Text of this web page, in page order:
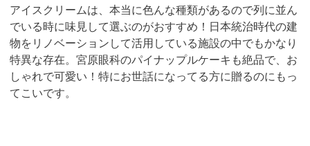
アイスクリームは、本当に色んな種類があるので列に並ん
でいる時に味見して選ぶのがおすすめ！日本統治時代の建
物をリノベーションして活用している施設の中でもかなり
特異な存在。宮原眼科のパイナップルケーキも絶品で、お
しゃれで可愛い！特にお世話になってる方に贈るのにもっ
てこいです。